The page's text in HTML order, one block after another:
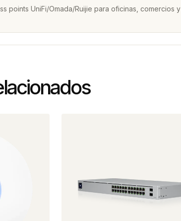
points UniFi/Omada/Ruijie para oficinas, comercios y